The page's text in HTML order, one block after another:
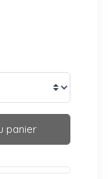
panier